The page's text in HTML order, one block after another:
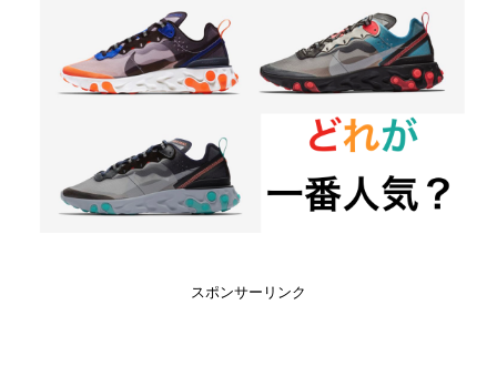
スポンサーリンク